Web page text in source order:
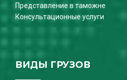
Представление в таможне
Консультационные услуги
ВИДЫ ГРУЗОВ